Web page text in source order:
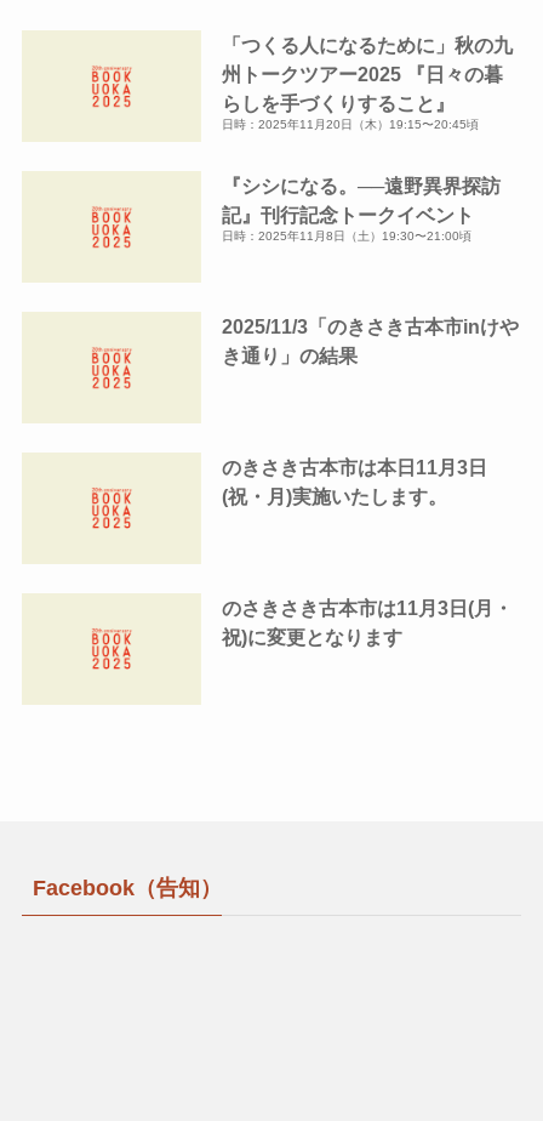
「つくる人になるために」秋の九
州トークツアー2025 『日々の暮
らしを手づくりすること』
日時：2025年11月20日（木）19:15〜20:45頃
『シシになる。──遠野異界探訪
記』刊行記念トークイベント
日時：2025年11月8日（土）19:30〜21:00頃
2025/11/3「のきさき古本市inけや
き通り」の結果
のきさき古本市は本日11月3日
(祝・月)実施いたします。
のさきさき古本市は11月3日(月・
祝)に変更となります
Facebook（告知）